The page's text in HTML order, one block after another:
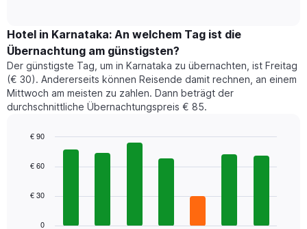
den
durchschnittlichen
Zimmerpreis
im
jeweiligen
Monat
an.
Diagramm
die
Hotel in Karnataka: An welchem Tag ist die
Übernachtung am günstigsten?
Der günstigste Tag, um in Karnataka zu übernachten, ist Freitag
(€ 30). Andererseits können Reisende damit rechnen, an einem
Mittwoch am meisten zu zahlen. Dann beträgt der
durchschnittliche Übernachtungspreis € 85.
chart
bars.
Das0
€ 30
€ 60
€ 90